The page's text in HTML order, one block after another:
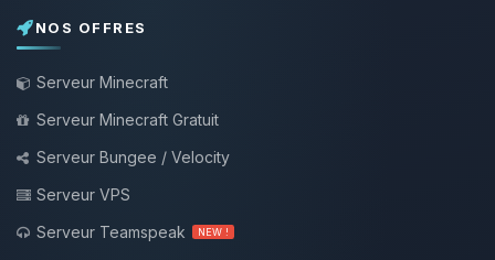
NOS OFFRES
Serveur Minecraft
Serveur Minecraft Gratuit
Serveur Bungee / Velocity
Serveur VPS
Serveur Teamspeak
NEW !